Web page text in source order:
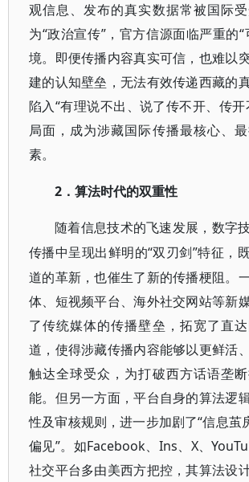
观信息、发布的真实数据常被国际
为“政治宣传”，官方信源面临严重的
境。即便传播内容真实可信，也难以
建的认知壁垒，无法有效传递西藏的
陷入“有理说不出、说了传不开、传开
局面，成为涉藏国际传播最核心、
素。
2．算法时代的双重性
随着信息技术的飞速发展，数字
传播中呈现出鲜明的“双刃剑”特征，
道的革新，也催生了新的传播梗阻。
体、短视频平台、海外社交网站等新
了传统媒体的传播壁垒，拓宽了直
道，使得涉藏传播内容能够以更鲜活
触达全球受众，为打破西方话语垄
能。但另一方面，平台自身的算法逻
性及审核规则，进一步加剧了“信息茧
偏见”。如Facebook、Ins、X、
社交平台多由美西方把控，其算法设